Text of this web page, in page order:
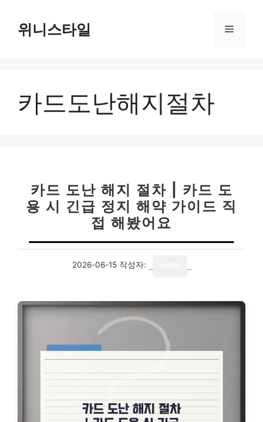
위니스타일 메
카드도난해지절차
카드 도난 해지 절차 | 카드 도
용 시 긴급 정지 해약 가이드 직
접 해봤어요
2026-06-15 작성자: